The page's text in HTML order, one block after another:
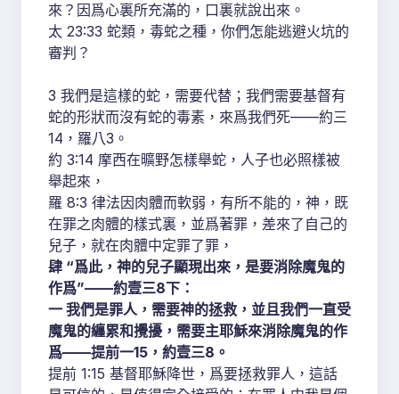
來？因爲心裏所充滿的，口裏就說出來。
太 23:33 蛇類，毒蛇之種，你們怎能逃避火坑的
審判？
3 我們是這樣的蛇，需要代替；我們需要基督有
蛇的形狀而沒有蛇的毒素，來爲我們死——約三
14，羅八3。
約 3:14 摩西在曠野怎樣舉蛇，人子也必照樣被
舉起來，
羅 8:3 律法因肉體而軟弱，有所不能的，神，既
在罪之肉體的樣式裏，並爲著罪，差來了自己的
兒子，就在肉體中定罪了罪，
肆 “爲此，神的兒子顯現出來，是要消除魔鬼的
作爲”——約壹三8下：
一 我們是罪人，需要神的拯救，並且我們一直受
魔鬼的纏累和攪擾，需要主耶穌來消除魔鬼的作
爲——提前一15，約壹三8。
提前 1:15 基督耶穌降世，爲要拯救罪人，這話